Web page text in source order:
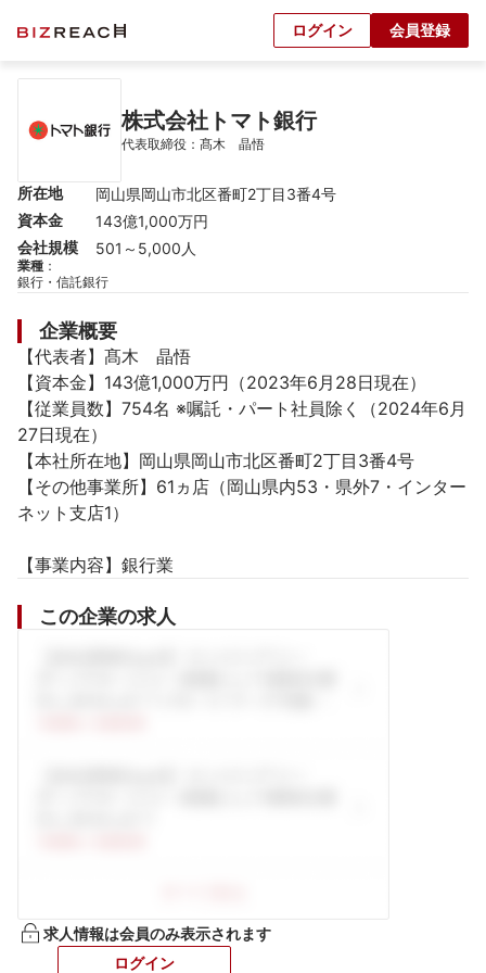
ログイン 会員登録
株式会社トマト銀行
代表取締役：髙木　晶悟
所在地
岡山県岡山市北区番町2丁目3番4号
資本金
143億1,000万円
会社規模
501～5,000人
業種 ：
銀行・信託銀行
企業概要
【代表者】髙木　晶悟
【資本金】143億1,000万円（2023年6月28日現在）
【従業員数】754名 ※嘱託・パート社員除く（2024年6月
27日現在）
【本社所在地】岡山県岡山市北区番町2丁目3番4号
【その他事業所】61ヵ店（岡山県内53・県外7・インター
ネット支店1）
【事業内容】銀行業
この企業の求人
求人情報は会員のみ表示されます
ログイン